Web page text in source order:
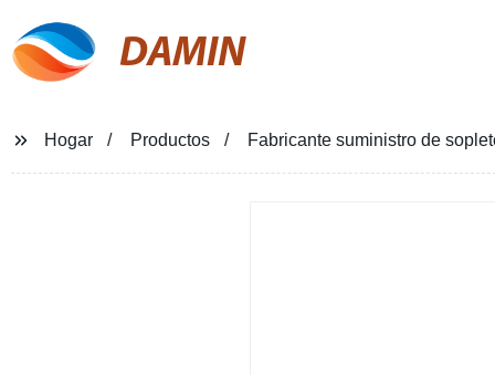
DAMIN
Hogar Productos Fabricante suministro de